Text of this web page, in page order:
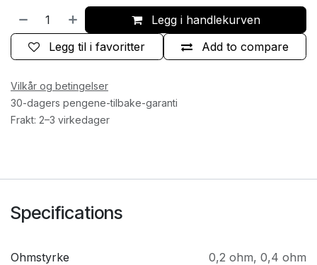
Legg i handlekurven
Add to compare
Legg til i favoritter
Vilkår og betingelser
30-dagers pengene-tilbake-garanti
Frakt: 2–3 virkedager
Specifications
Ohmstyrke 0,2 ohm, 0,4 ohm